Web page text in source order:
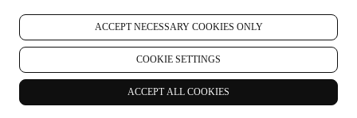
ACCEPT NECESSARY COOKIES ONLY
COOKIE SETTINGS
ACCEPT ALL COOKIES
(p.ex. les identifiants en ligne, tels que votre adresse IP, la
version de votre navigateur, votre système d’exploitation, la
durée de votre visite, votre identification par notre système
lors d’une prochaine visite, votre situation géographique),
collectées pendant votre visite à notre Site web (que vous
soyez un utilisateur enregistré ou non), grâce à l’usage d’un
journal de navigation et/ou de technologies de traçage, telles